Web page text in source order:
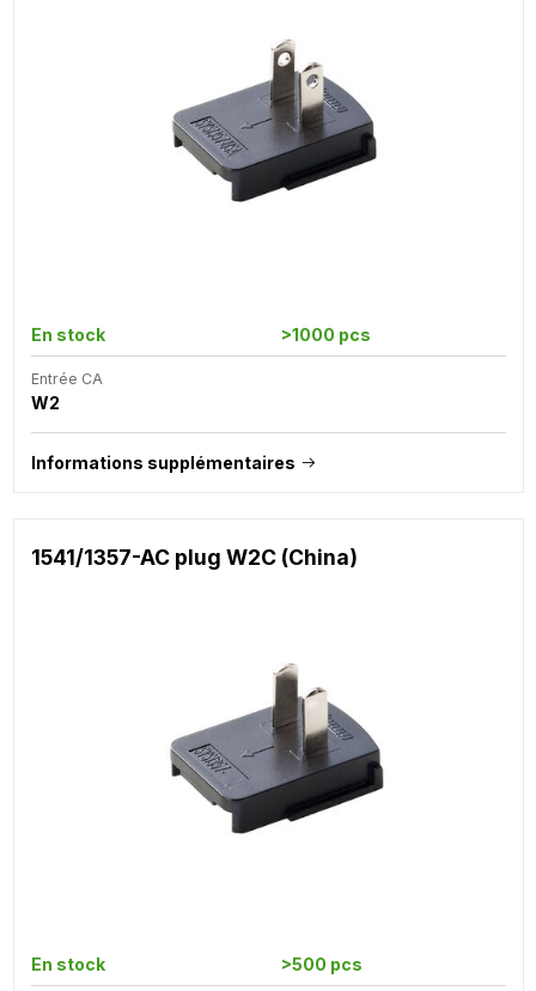
En stock >1000 pcs
Entrée CA
W2
Informations supplémentaires
1541/1357-AC plug W2C (China)
En stock >500 pcs